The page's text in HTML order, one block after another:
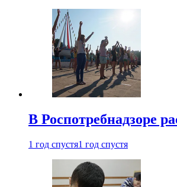
В Роспотребнадзоре
1 год спустя1 год спустя